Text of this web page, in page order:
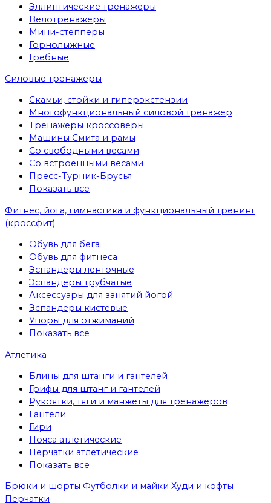
Эллиптические тренажеры
Велотренажеры
Мини-степперы
Горнолыжные
Гребные
Cиловые тренажеры
Скамьи, стойки и гиперэкстензии
Многофункциональный силовой тренажер
Тренажеры кроссоверы
Машины Смита и рамы
Со свободными весами
Со встроенными весами
Пресс-Турник-Брусья
Показать все
Фитнес, йога, гимнастика и функциональный тренинг
(кроссфит)
Обувь для бега
Обувь для фитнеса
Эспандеры ленточные
Эспандеры трубчатые
Аксессуары для занятий йогой
Эспандеры кистевые
Упоры для отжиманий
Показать все
Атлетика
Блины для штанги и гантелей
Грифы для штанг и гантелей
Рукоятки, тяги и манжеты для тренажеров
Гантели
Гири
Пояса атлетические
Перчатки атлетические
Показать все
Брюки и шорты Футболки и майки Худи и кофты
Перчатки